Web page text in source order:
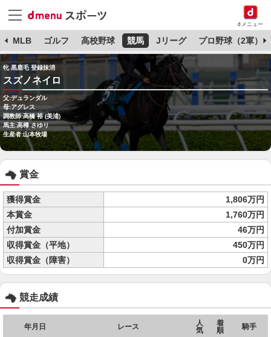
dメニュー
MLB ゴルフ 高校野球 競馬 Jリーグ プロ野球（2軍）
牝 黒鹿毛 登録抹消
スズノネイロ
父:デュランダル
母:アグレス
調教師:高橋 裕 (美浦)
馬主:高樽 さゆり
生産者:山本牧場
賞金
獲得賞金
1,806万円
本賞金
1,760万円
付加賞金
46万円
収得賞金（平地）
450万円
収得賞金（障害）
0万円
競走成績
年月日 レース
人
気
着
順
騎手